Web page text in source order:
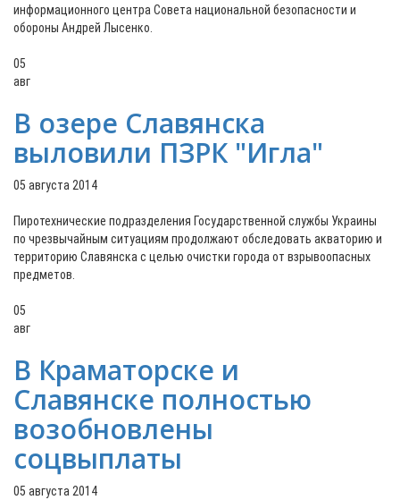
информационного центра Совета национальной безопасности и
обороны Андрей Лысенко.
05
авг
В озере Славянска
выловили ПЗРК "Игла"
05 августа 2014
Пиротехнические подразделения Государственной службы Украины
по чрезвычайным ситуациям продолжают обследовать акваторию и
территорию Славянска с целью очистки города от взрывоопасных
предметов.
05
авг
В Краматорске и
Славянске полностью
возобновлены
соцвыплаты
05 августа 2014